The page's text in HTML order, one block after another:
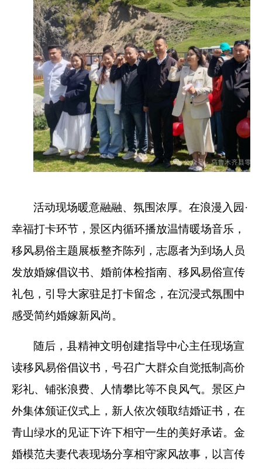
活动现场暖意融融、氛围浓厚。在浪漫入园 ·
幸福打卡环节，景区内循环播放温情暖场音乐，
移风易俗主题展板整齐陈列，志愿者为到场人员
发放婚嫁倡议书、婚前体检指南、移风易俗宣传
礼包，引导大家驻足打卡留念，在沉浸式氛围中
感受简约婚嫁新风尚。
随后，县精神文明创建指导中心主任现场宣
读移风易俗倡议书，号召广大群众自觉抵制高价
彩礼、铺张浪费、人情攀比等不良风气。 景区户
外集体颁证仪式 上， 新人依次领取结婚证书，在
青山绿水的见证下许下相守一生的美好承诺。金
婚模范夫妻代表现场分享相守家风故事，以言传